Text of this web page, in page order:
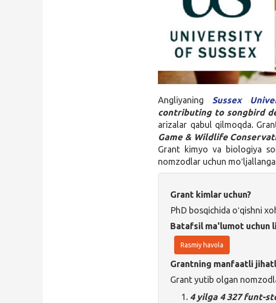
Angliyaning Sussex
contributing to songbird
arizalar qabul qilmoqda.
Game & Wildlife
Grant kimyo va biologiya
nomzodlar uchun
Grant kimlar uchun?
PhD bosqichida oʻqishni
Batafsil ma'lumot uchun
Rasmiy havola
Grantning manfaatli
Grant yutib olgan
4 yilga 4 327 funt-